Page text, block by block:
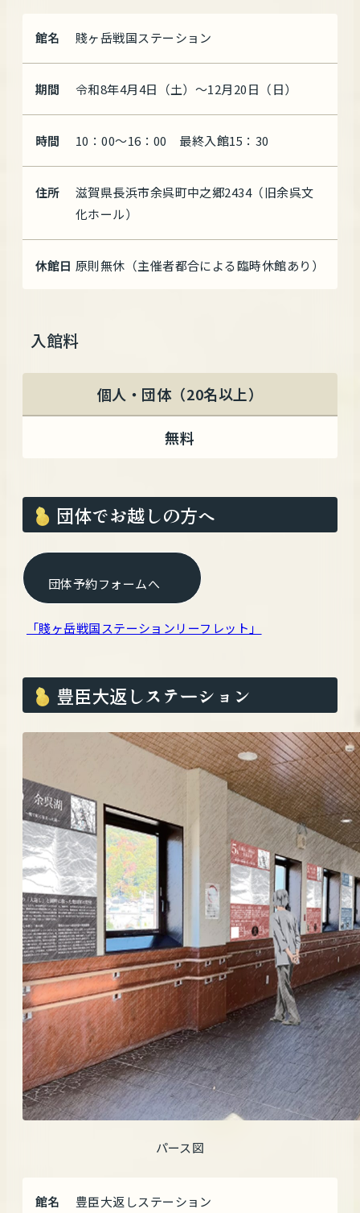
館名 賤ヶ岳戦国ステーション
期間 令和8年4月4日（土）～12月20日（日）
時間 10：00～16：00 最終入館15：30
住所
滋賀県長浜市余呉町中之郷2434（旧余呉文
化ホール）
休館日 原則無休（主催者都合による臨時休館あり）
入館料
個人・団体（20名以上）
無料
団体でお越しの方へ
団体予約フォームへ
「賤ヶ岳戦国ステーションリーフレット」
豊臣大返しステーション
パース図
館名 豊臣大返しステーション